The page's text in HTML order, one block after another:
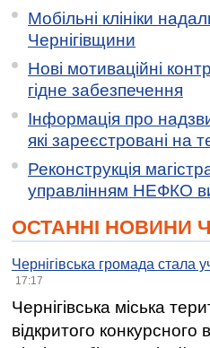
Мобільні клініки
Чернігівщини
Нові мотиваційні
гідне забезпечення
Інформація про
які зареєстровані на
Реконструкція
управлінням НЕФКО
ОСТАННІ НОВИНИ
Чернігівська громада стала
17:17
Чернігівська міська
відкритого